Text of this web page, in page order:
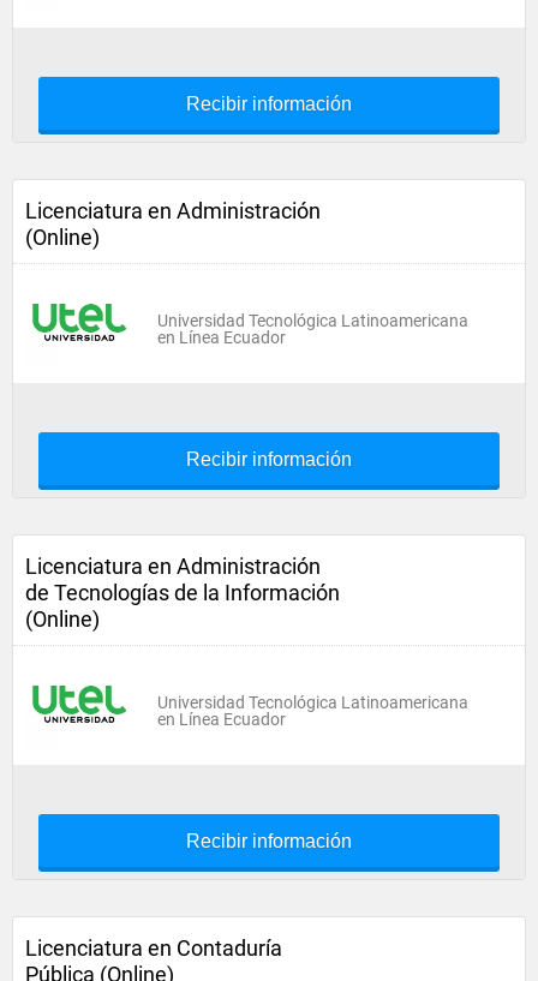
Recibir información
Licenciatura en Administración
(Online)
Universidad Tecnológica Latinoamericana
en Línea Ecuador
Recibir información
Licenciatura en Administración
de Tecnologías de la Información
(Online)
Universidad Tecnológica Latinoamericana
en Línea Ecuador
Recibir información
Licenciatura en Contaduría
Pública (Online)